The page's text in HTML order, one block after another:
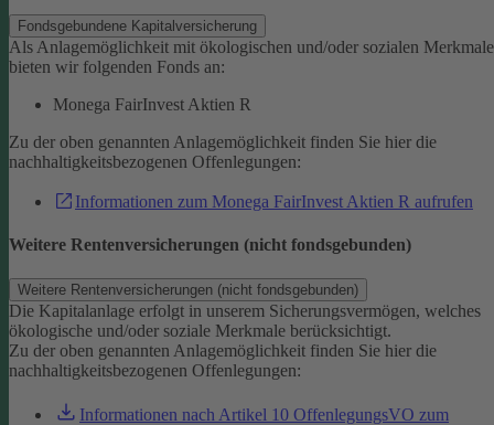
Fondsgebundene Kapitalversicherung
Als Anlagemöglichkeit mit ökologischen und/oder sozialen
bieten wir folgenden Fonds an:
Monega FairInvest Aktien R
Zu der oben genannten Anlagemöglichkeit finden Sie hier die
nachhaltigkeitsbezogenen Offenlegungen:
Informationen zum Monega FairInvest Aktien R aufrufen
Weitere Rentenversicherungen (nicht fondsgebunden)
Weitere Rentenversicherungen (nicht fondsgebunden)
Die Kapitalanlage erfolgt in unserem Sicherungsvermögen, welches
ökologische und/oder soziale Merkmale berücksichtigt.
Zu der oben genannten Anlagemöglichkeit finden Sie hier die
nachhaltigkeitsbezogenen Offenlegungen:
Informationen nach Artikel 10 OffenlegungsVO zum